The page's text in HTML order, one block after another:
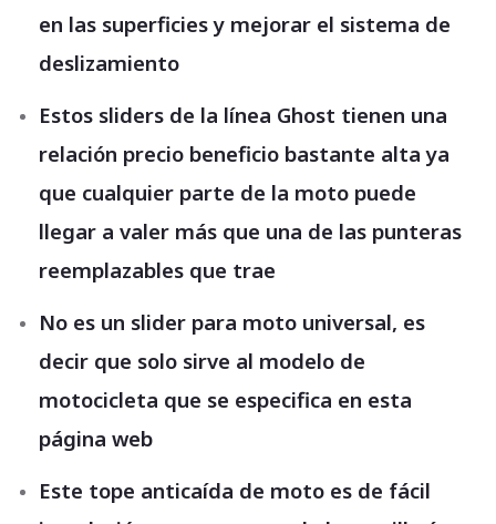
en las superficies y mejorar el sistema de
deslizamiento
Estos sliders de la línea Ghost tienen una
relación precio beneficio bastante alta ya
que cualquier parte de la moto puede
llegar a valer más que una de las punteras
reemplazables que trae
No es un slider para moto universal, es
decir que solo sirve al modelo de
motocicleta que se especifica en esta
página web
Este tope anticaída de moto es de fácil